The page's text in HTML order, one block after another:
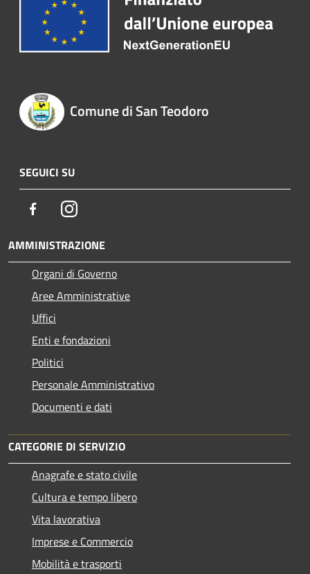
Comune di San Teodoro
SEGUICI SU
FacebookInstagram
AMMINISTRAZIONE
Organi di Governo
Aree Amministrative
Uffici
Enti e fondazioni
Politici
Personale Amministrativo
Documenti e dati
CATEGORIE DI SERVIZIO
Anagrafe e stato civile
Cultura e tempo libero
Vita lavorativa
Imprese e Commercio
Mobilità e trasporti